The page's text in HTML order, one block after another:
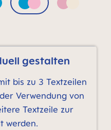
BluePacific Blue &
Pink &
gestalten
bis zu 3 Textzeilen
Verwendung von
Textzeile zur
werden.